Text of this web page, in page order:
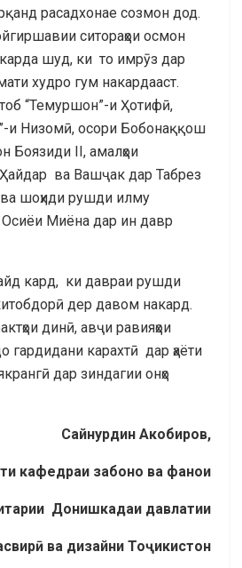
расадхонае созмон дод.
ситораҳои осмон
шуд, ки то имрӯз дар
худро гум накардааст.
“Темуршон”-и Ҳотифӣ,
и Низомӣ, осори Бобонаққош
Боязиди II, амалҳои
ва Вашҷак дар Табрез
ва шоҳиди рушди илму
Миёна дар ин давр
кард, ки давраи рушди
дер давом накард.
динӣ, авҷи равияҳои
гардидани карахтӣ дар ҳаёти
дар зиндагии онҳо
Сайнурдин Акобиров,
кафедраи забоно ва фанои
арии Донишкадаи давлатии
ӣ ва дизайни Тоҷикистон